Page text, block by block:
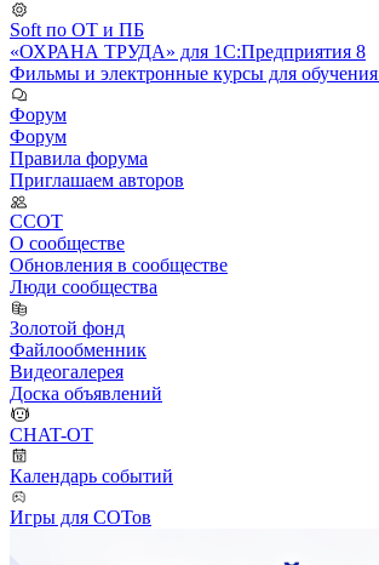
Soft по ОТ и ПБ
«ОХРАНА ТРУДА» для 1С:Предприятия 8
Фильмы и электронные курсы для
Форум
Форум
Правила форума
Приглашаем авторов
ССОТ
О сообществе
Обновления в сообществе
Люди сообщества
Золотой фонд
Файлообменник
Видеогалерея
Доска объявлений
CHAT-OT
Календарь событий
Игры для СОТов